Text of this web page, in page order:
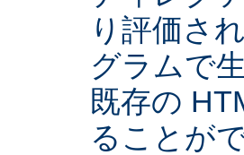
り評価さ
グラムで
既存の
ることが